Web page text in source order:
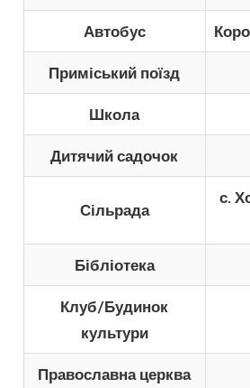
Автобус
Приміський поїзд
Школа
Дитячий садочок
Сільрада
с.
Бібліотека
Клуб/Будинок
культури
Православна церква